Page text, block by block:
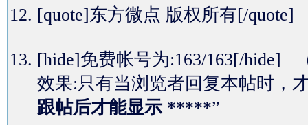
[quote]东方微点 版权所有[/
[hide]免费帐号为:163/163[/hide]
效果:只有当浏览者回复本帖时，
跟帖后才能显示 *****”